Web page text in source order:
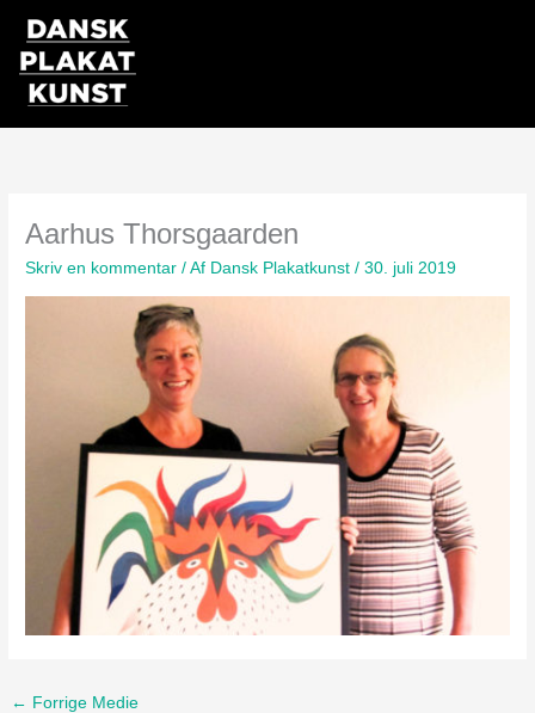
indholdet
Aarhus Thorsgaarden
Skriv en kommentar / Af Dansk Plakatkunst/30. juli 2019
← Forrige Medie